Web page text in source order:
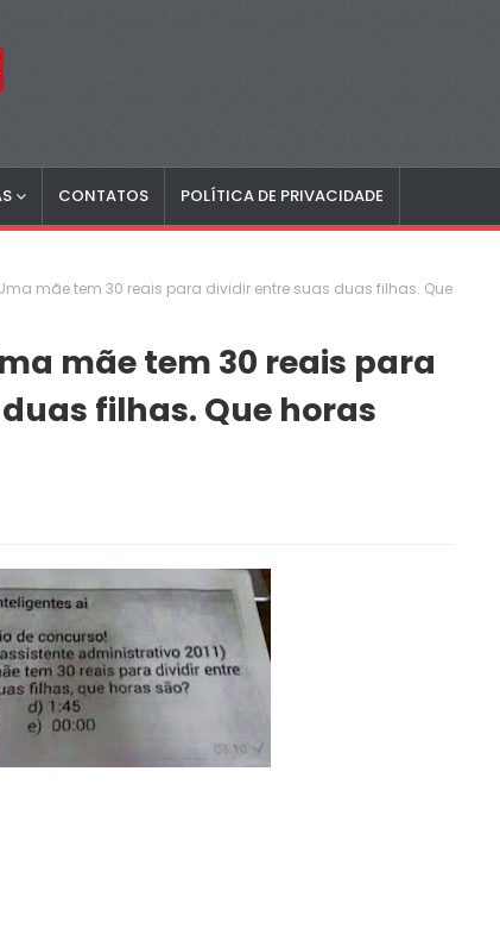
CONTATOS POLÍTICA DE PRIVACIDADE
mãe tem 30 reais para dividir entre suas duas filhas. Que
mãe tem 30 reais para
filhas. Que horas